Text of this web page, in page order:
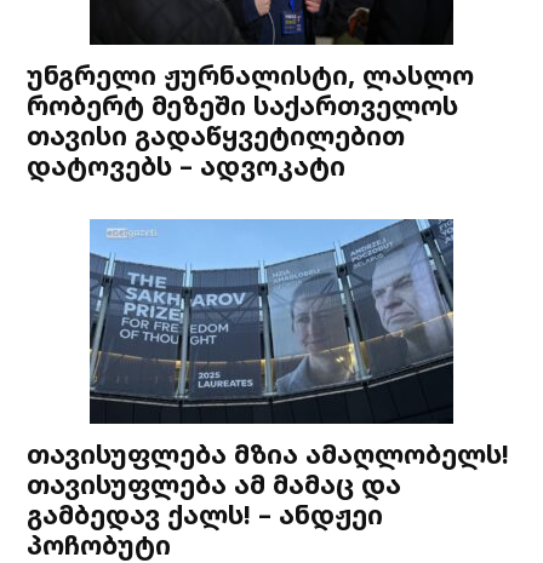
უნგრელი ჟურნალისტი, ლასლო
რობერტ მეზეში საქართველოს
თავისი გადაწყვეტილებით
დატოვებს – ადვოკატი
თავისუფლება მზია ამაღლობელს!
თავისუფლება ამ მამაც და
გამბედავ ქალს! – ანდჟეი
პოჩობუტი